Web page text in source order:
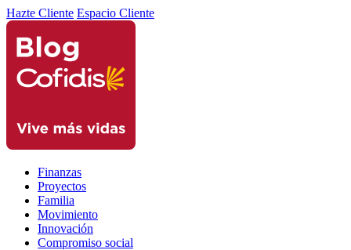
Hazte Cliente Espacio Cliente
Finanzas
Proyectos
Familia
Movimiento
Innovación
Compromiso social